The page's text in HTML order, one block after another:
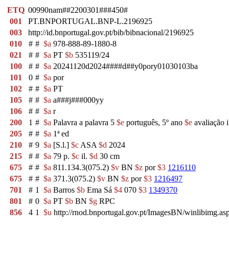
ETQ 00990nam##2200301###450#
001
PT.BNPORTUGAL.BNP-L.2196925
003
http://id.bnportugal.gov.pt/bib/bibnacional/2196925
010
# # $a 978-888-89-1880-8
021
# # $a PT $b 535119/24
100
# # $a 20241120d2024####d##y0pory01030103ba
101
0 # $a por
102
# # $a PT
105
# # $a a###j###000yy
106
# # $a r
200
1 # $a Palavra a palavra 5 $e português, 5º ano $e avaliação
205
# # $a 1ª ed
210
# 9 $a [S.l.] $c ASA $d 2024
215
# # $a 79 p. $c il. $d 30 cm
675
# # $a 811.134.3(075.2) $v BN $z por$3 1216110
675
# # $a 371.3(075.2) $v BN $z por$3 1216497
701
# 1 $a Barros $b Ema Sá $4 070 $3 1349370
801
# 0 $a PT $b BN $g RPC
856
4 1 $u http://rnod.bnportugal.gov.pt/ImagesBN/